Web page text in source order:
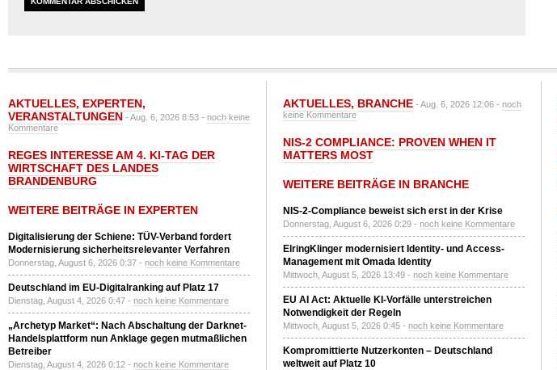
AKTUELLES, EXPERTEN,
VERANSTALTUNGEN - Aug. 6, 2026 8:53 - noch keine
Kommentare
REGES INTERESSE AM 4. KI-TAG DER
WIRTSCHAFT DES LANDES
BRANDENBURG
WEITERE BEITRÄGE IN EXPERTEN
Digitalisierung der Schiene: TÜV-Verband fordert
Modernisierung sicherheitsrelevanter Verfahren
Donnerstag, August 6, 2026 0:37 - noch keine Kommentare
Deutschland im EU-Digitalranking auf Platz 17
Dienstag, August 4, 2026 0:47 - noch keine Kommentare
„Archetyp Market“: Nach Abschaltung der Darknet-
Handelsplattform nun Anklage gegen mutmaßlichen
Betreiber
Dienstag, August 4, 2026 0:12 - noch keine Kommentare
AKTUELLES, BRANCHE - Aug. 6, 2026 12:06 - noch
keine Kommentare
NIS-2 COMPLIANCE: PROVEN WHEN IT
MATTERS MOST
WEITERE BEITRÄGE IN BRANCHE
NIS-2-Compliance beweist sich erst in der Krise
Donnerstag, August 6, 2026 0:29 - noch keine Kommentare
ElringKlinger modernisiert Identity- und Access-
Management mit Omada Identity
Mittwoch, August 5, 2026 13:49 - noch keine Kommentare
EU AI Act: Aktuelle KI-Vorfälle unterstreichen
Notwendigkeit der Regeln
Mittwoch, August 5, 2026 0:45 - noch keine Kommentare
Kompromittierte Nutzerkonten – Deutschland
weltweit auf Platz 10